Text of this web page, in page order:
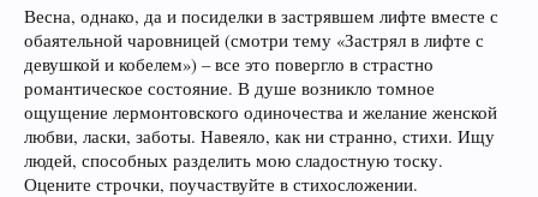
Весна, однако, да и посиделки в застрявшем лифте вместе с
обаятельной чаровницей (смотри тему «Застрял в лифте с
девушкой и кобелем») – все это повергло в страстно
романтическое состояние. В душе возникло томное
ощущение лермонтовского одиночества и желание женской
любви, ласки, заботы. Навеяло, как ни странно, стихи. Ищу
людей, способных разделить мою сладостную тоску.
Оцените строчки, поучаствуйте в стихосложении.